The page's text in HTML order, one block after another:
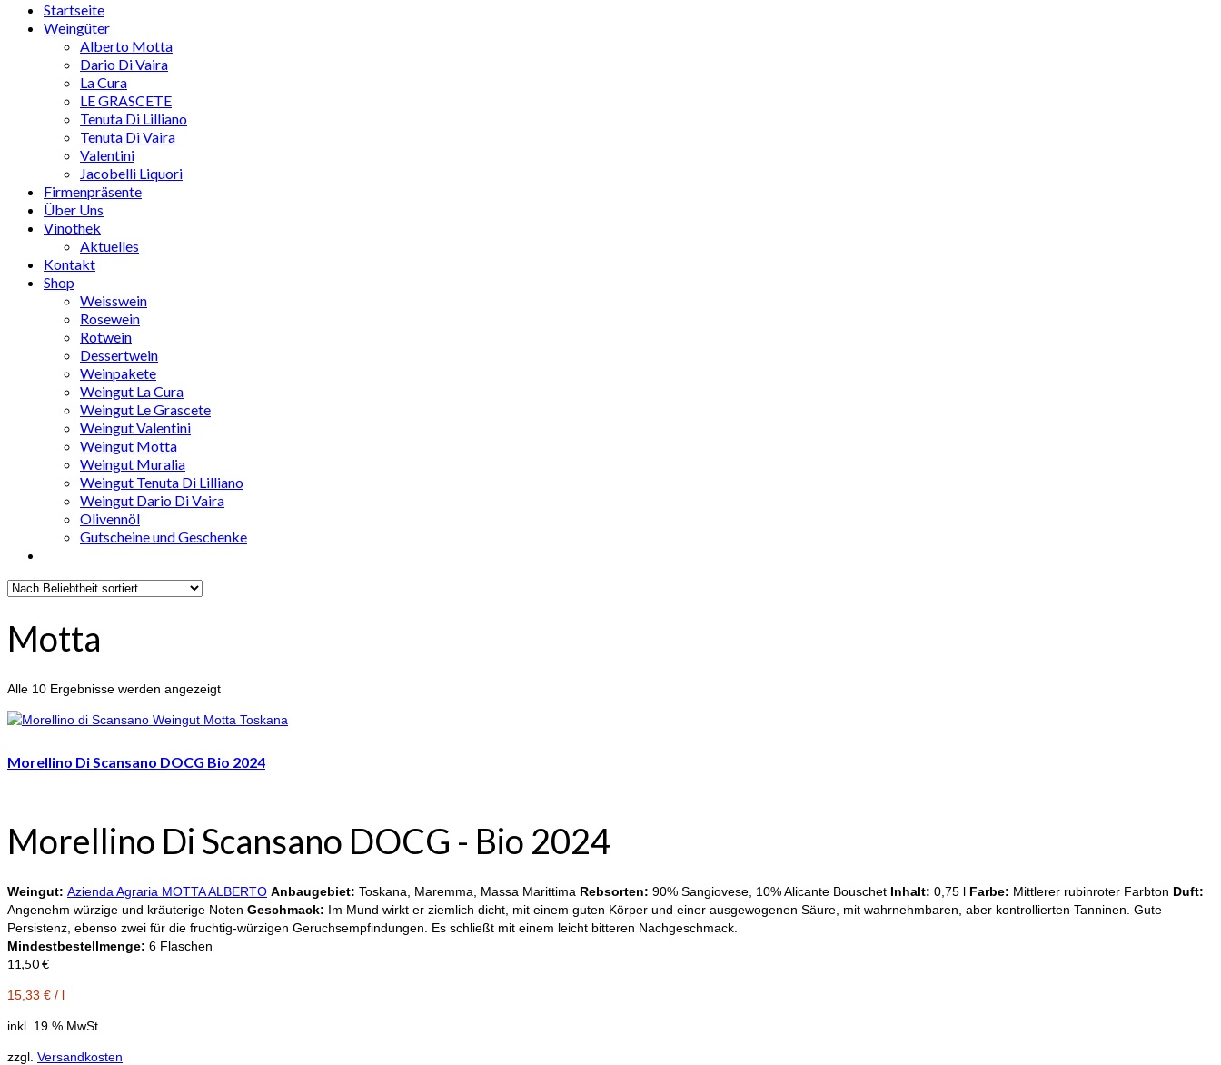
Startseite
Weingüter
Alberto Motta
Dario Di Vaira
La Cura
LE GRASCETE
Tenuta Di Lilliano
Tenuta Di Vaira
Valentini
Jacobelli Liquori
Firmenpräsente
Über Uns
Vinothek
Aktuelles
Kontakt
Shop
Weisswein
Rosewein
Rotwein
Dessertwein
Weinpakete
Weingut La Cura
Weingut Le Grascete
Weingut Valentini
Weingut Motta
Weingut Muralia
Weingut Tenuta Di Lilliano
Weingut Dario Di Vaira
Olivennöl
Gutscheine und Geschenke
Motta
Alle 10 Ergebnisse werden angezeigtNach
sortiert
Morellino Di Scansano DOCG Bio 2024
Morellino Di Scansano DOCG - Bio 2024
Weingut: Azienda Agraria MOTTA ALBERTO Anbaugebiet: Toskana, Maremma, Massa Marittima Rebsorten: 90% Sangiovese, 10% Alicante Bouschet Inhalt: 0,75 l Farbe: Mittlerer rubinroter Farbton Duft:
Angenehm würzige und kräuterige Noten Geschmack: Im Mund wirkt er ziemlich dicht, mit einem guten Körper und einer ausgewogenen Säure, mit wahrnehmbaren, aber kontrollierten Tanninen. Gute
Persistenz, ebenso zwei für die fruchtig-würzigen Geruchsempfindungen. Es schließt mit einem leicht bitteren Nachgeschmack.
Mindestbestellmenge: 6 Flaschen
11,50€
15,33 € / l
inkl. 19 % MwSt.
zzgl. Versandkosten